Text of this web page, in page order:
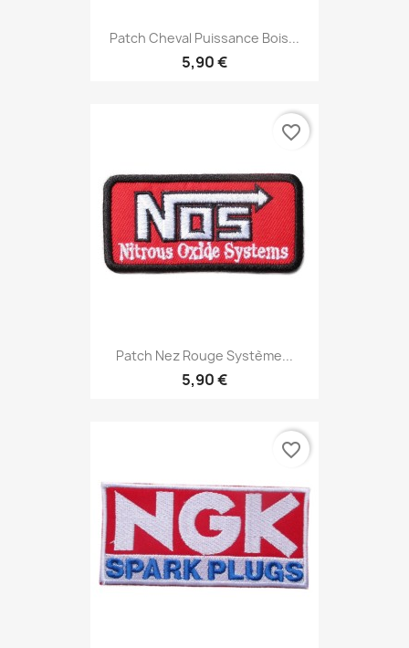
Patch Cheval Puissance Bois...
5,90 €
Patch Nez Rouge Système...
5,90 €
favorite_border
favorite_border